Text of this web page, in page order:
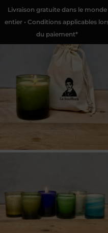
Livraison gratuite dans le monde
entier • Conditions applicables
du paiement*